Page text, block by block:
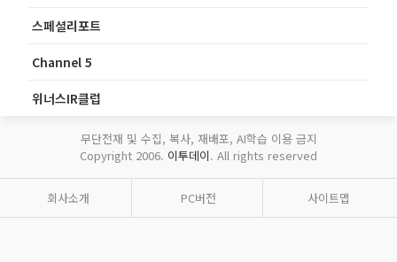
스페셜리포트
Channel 5
위너스IR클럽
무단전재 및 수집, 복사, 재배포, AI학습 이용 금지
Copyright 2006. 이투데이. All rights reserved
회사소개 PC버전 사이트맵